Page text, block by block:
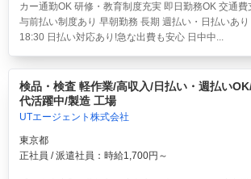
カー通勤OK 研修・教育制度充実 即日勤務OK 交通
与前払い制度あり 早朝勤務 長期 週払い・日払いあ
18:30 日払い対応あり!急な出費も安心 日中中...
検品・検査 軽作業/高収入/日払い・週払い
代活躍中/製造 工場
UTエージェント株式会社
東京都
正社員 / 派遣社員：時給1,700円～